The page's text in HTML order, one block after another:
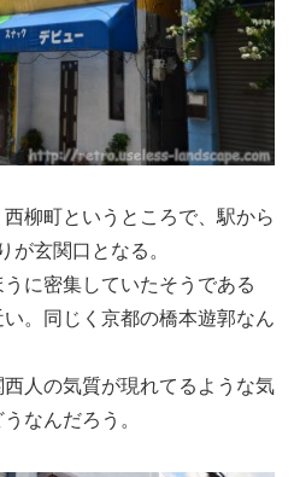
柳町というところで、駅から
が玄関口となる。
に密集していたそうである
。同じく京都の橋本遊郭なん
人の気質が現れてるような気
なんだろう。